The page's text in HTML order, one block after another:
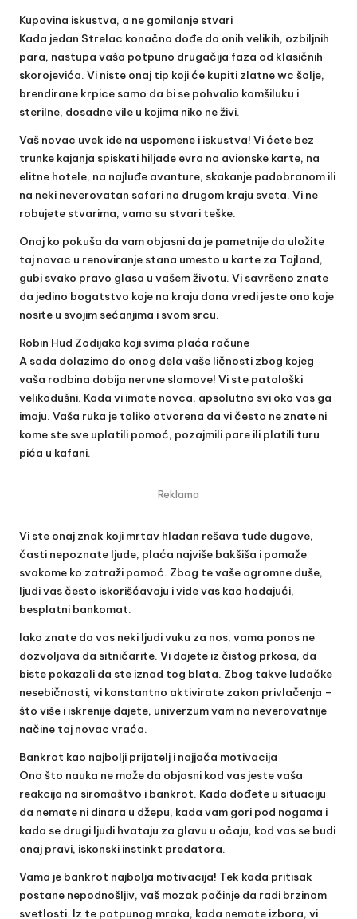
Kupovina iskustva, a ne gomilanje stvari
Kada jedan Strelac konačno dođe do onih velikih, ozbiljnih
para, nastupa vaša potpuno drugačija faza od klasičnih
skorojevića. Vi niste onaj tip koji će kupiti zlatne wc šolje,
brendirane krpice samo da bi se pohvalio komšiluku i
sterilne, dosadne vile u kojima niko ne živi.
Vaš novac uvek ide na uspomene i iskustva! Vi ćete bez
trunke kajanja spiskati hiljade evra na avionske karte, na
elitne hotele, na najluđe avanture, skakanje padobranom ili
na neki neverovatan safari na drugom kraju sveta. Vi ne
robujete stvarima, vama su stvari teške.
Onaj ko pokuša da vam objasni da je pametnije da uložite
taj novac u renoviranje stana umesto u karte za Tajland,
gubi svako pravo glasa u vašem životu. Vi savršeno znate
da jedino bogatstvo koje na kraju dana vredi jeste ono koje
nosite u svojim sećanjima i svom srcu.
Robin Hud Zodijaka koji svima plaća račune
A sada dolazimo do onog dela vaše ličnosti zbog kojeg
vaša rodbina dobija nervne slomove! Vi ste patološki
velikodušni. Kada vi imate novca, apsolutno svi oko vas ga
imaju. Vaša ruka je toliko otvorena da vi često ne znate ni
kome ste sve uplatili pomoć, pozajmili pare ili platili turu
pića u kafani.
Reklama
Vi ste onaj znak koji mrtav hladan rešava tuđe dugove,
časti nepoznate ljude, plaća najviše bakšiša i pomaže
svakome ko zatraži pomoć. Zbog te vaše ogromne duše,
ljudi vas često iskorišćavaju i vide vas kao hodajući,
besplatni bankomat.
Iako znate da vas neki ljudi vuku za nos, vama ponos ne
dozvoljava da sitničarite. Vi dajete iz čistog prkosa, da
biste pokazali da ste iznad tog blata. Zbog takve ludačke
nesebičnosti, vi konstantno aktivirate zakon privlačenja –
što više i iskrenije dajete, univerzum vam na neverovatnije
načine taj novac vraća.
Bankrot kao najbolji prijatelj i najjača motivacija
Ono što nauka ne može da objasni kod vas jeste vaša
reakcija na siromaštvo i bankrot. Kada dođete u situaciju
da nemate ni dinara u džepu, kada vam gori pod nogama i
kada se drugi ljudi hvataju za glavu u očaju, kod vas se budi
onaj pravi, iskonski instinkt predatora.
Vama je bankrot najbolja motivacija! Tek kada pritisak
postane nepodnošljiv, vaš mozak počinje da radi brzinom
svetlosti. Iz te potpunog mraka, kada nemate izbora, vi